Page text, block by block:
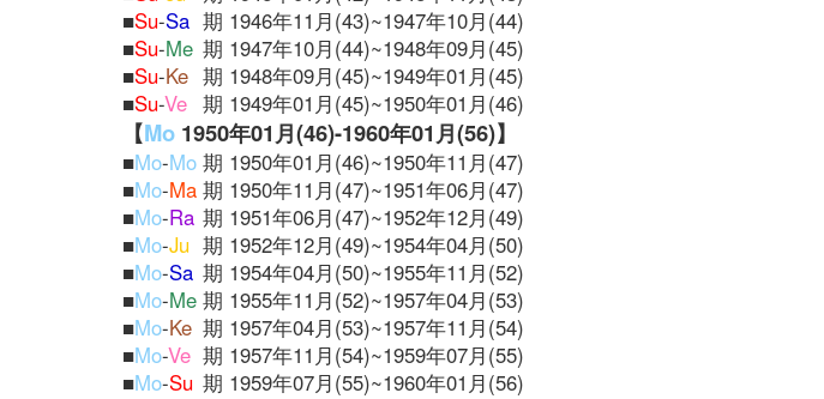
■Su-Sa 期 1946年11月(43)~1947年10月(44)
■Su-Me 期 1947年10月(44)~1948年09月(45)
■Su-Ke 期 1948年09月(45)~1949年01月(45)
■Su-Ve 期 1949年01月(45)~1950年01月(46)
【Mo 1950年01月(46)-1960年01月(56)】
■Mo-Mo 期 1950年01月(46)~1950年11月(47)
■Mo-Ma 期 1950年11月(47)~1951年06月(47)
■Mo-Ra 期 1951年06月(47)~1952年12月(49)
■Mo-Ju 期 1952年12月(49)~1954年04月(50)
■Mo-Sa 期 1954年04月(50)~1955年11月(52)
■Mo-Me 期 1955年11月(52)~1957年04月(53)
■Mo-Ke 期 1957年04月(53)~1957年11月(54)
■Mo-Ve 期 1957年11月(54)~1959年07月(55)
■Mo-Su 期 1959年07月(55)~1960年01月(56)